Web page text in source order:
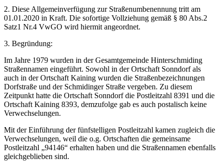
2. Diese Allgemeinverfügung zur Straßenumbenennung tritt am
01.01.2020 in Kraft. Die sofortige Vollziehung gemäß § 80 Abs.2
Satz1 Nr.4 VwGO wird hiermit angeordnet.
3. Begründung:
Im Jahre 1979 wurden in der Gesamtgemeinde Hinterschmiding
Straßennamen eingeführt. Sowohl in der Ortschaft Sonndorf als
auch in der Ortschaft Kaining wurden die Straßenbezeichnungen
Dorfstraße und der Schmidinger Straße vergeben. Zu diesem
Zeitpunkt hatte die Ortschaft Sonndorf die Postleitzahl 8391 und die
Ortschaft Kaining 8393, demzufolge gab es auch postalisch keine
Verwechselungen.
Mit der Einführung der fünfstelligen Postleitzahl kamen zugleich die
Verwechselungen, weil die o.g. Ortschaften die gemeinsame
Postleitzahl „94146“ erhalten haben und die Straßennamen ebenfalls
gleichgeblieben sind.